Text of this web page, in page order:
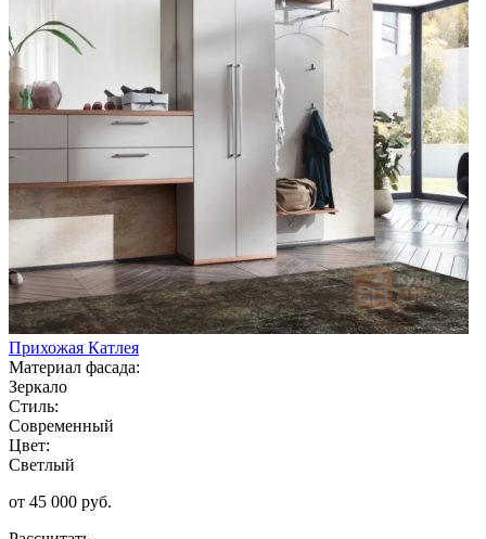
Прихожая Катлея
Материал фасада:
Зеркало
Стиль:
Современный
Цвет:
Светлый
от 45 000 руб.